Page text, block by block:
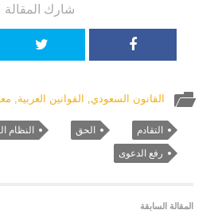
شارك المقالة
القانون السعودي القوانين العربية
التقادم الحق النظام
رفع الدعوى
المقالة السابقة